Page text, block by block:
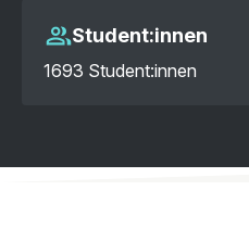
Student:innen
1693 Student:innen